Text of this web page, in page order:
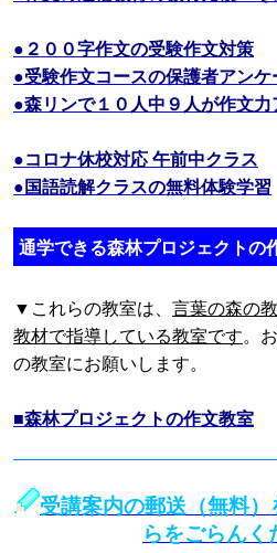
●２００字作文の受験作文対策
●受験作文コースの保護者アンケ
●森リンで１０人中９人が作文力
●コロナ休校対応 午前中クラス
●国語読解クラスの無料体験学習
通学できる森林プロジェクトの
▼これらの教室は、 言葉の森の
教材で指導している教室です。
の教室にお願いします。
■森林プロジェクトの作文教室
受講案内の郵送（無料
らをごらんく